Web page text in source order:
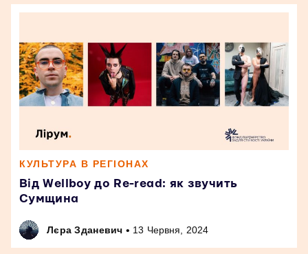
КУЛЬТУРА В РЕГІОНАХ
Від Wellboy до Re-read: як звучить
Сумщина
Лєра Зданевич • 13 Червня, 2024